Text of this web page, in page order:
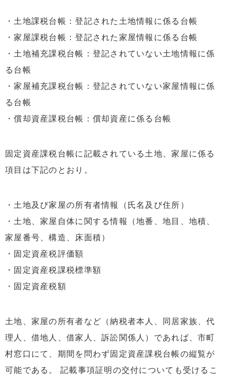
・土地課税台帳：登記された土地情報に係る台帳
・家屋課税台帳：登記された家屋情報に係る台帳
・土地補充課税台帳：登記されていない土地情報に係
る台帳
・家屋補充課税台帳：登記されていない家屋情報に係
る台帳
・償却資産課税台帳：償却資産に係る台帳
固定資産課税台帳に記載されている土地、家屋に係る
項目は下記のとおり。
・土地及び家屋の所有者情報（氏名及び住所）
・土地、家屋自体に関する情報（地番、地目、地積、
家屋番号、構造、床面積）
・固定資産税評価額
・固定資産税課税標準額
・固定資産税額
土地、家屋の所有者など（納税者本人、同居家族、代
理人、借地人、借家人、訴訟関係人）であれば、市町
村窓口にて、期間を問わず固定資産課税台帳の縦覧が
可能である。 記載事項証明の交付についても受けるこ